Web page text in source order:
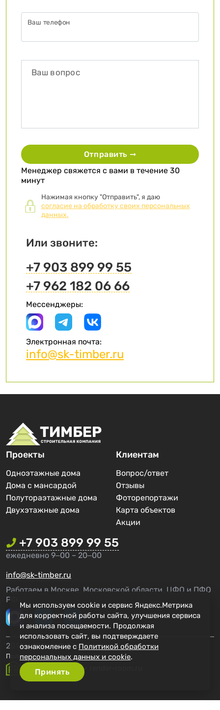
Ваш телефон
Отправить ➞
Менеджер свяжется с вами в течение 30
минут
Нажимая кнопку "Отправить", я даю
согласие на обработку своих персональных
данных.
Или звоните:
+7 903 899 99 55
+7 962 182 06 66
Мессенджеры:
Электронная почта:
info@sk-timber.ru
Мы используем cookie и сервис Яндекс.Метрика
для корректной работы сайта, улучшения сервиса
и анализа посещаемости. Продолжая
использовать сайт, вы подтверждаете
ознакомление с Политикой обработки
персональных данных и cookie.
Принять
Проекты
Одноэтажные дома
Дома с мансардой
Полутораэтажные дома
Двухэтажные дома
Клиентам
Вопрос/ответ
Отзывы
Фоторепортажи
Карта объектов
Акции
+7 903 899 99 55
ежедневно 9‒00 – 20‒00
info@sk-timber.ru
Работаем в Москве, Московской области, ЦФО и ПФО
РФ.
2014 - 2026 г. СК Тимбер
Политика конфиденциальности
Создание сайта - render-room.ru